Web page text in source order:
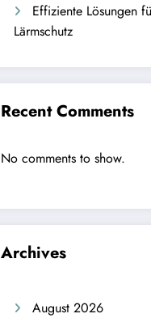
Effiziente Lösungen
Lärmschutz
Recent Comments
No comments to show.
Archives
August 2026